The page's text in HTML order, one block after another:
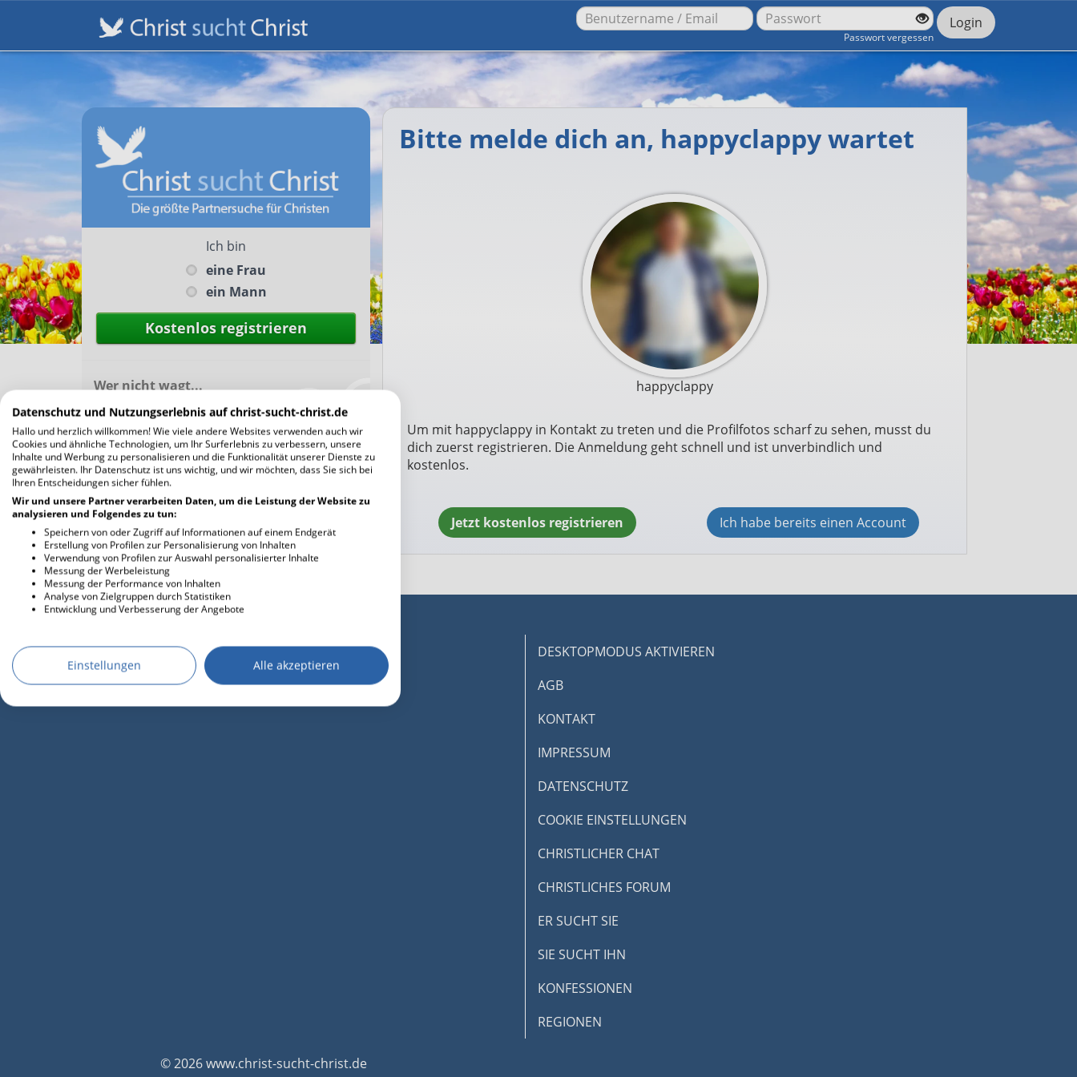
Passwort vergessen
Login
Ich bin
eine Frau
ein Mann
Kostenlos registrieren
Wer nicht wagt...
Seit bestimmt 9 Jahren hatte ich für meine
Frau gebetet....
— Sofie und Robin
weitere Lovestories
Bitte melde dich an, happyclappy wartet
happyclappy
Um mit happyclappy in Kontakt zu treten und die Profilfotos scharf zu sehen, musst du
dich zuerst registrieren. Die Anmeldung geht schnell und ist unverbindlich und
kostenlos.
Jetzt kostenlos registrieren Ich habe bereits einen Account
DESKTOPMODUS AKTIVIEREN
AGB
KONTAKT
IMPRESSUM
DATENSCHUTZ
COOKIE EINSTELLUNGEN
CHRISTLICHER CHAT
CHRISTLICHES FORUM
ER SUCHT SIE
SIE SUCHT IHN
KONFESSIONEN
REGIONEN
© 2026 www.christ-sucht-christ.de
Datenschutz und Nutzungserlebnis auf christ-sucht-christ.de
Hallo und herzlich willkommen! Wie viele andere Websites verwenden auch wir
Cookies und ähnliche Technologien, um Ihr Surferlebnis zu verbessern, unsere
Inhalte und Werbung zu personalisieren und die Funktionalität unserer Dienste zu
gewährleisten. Ihr Datenschutz ist uns wichtig, und wir möchten, dass Sie sich bei
Ihren Entscheidungen sicher fühlen.
Wir und unsere Partner verarbeiten Daten, um die Leistung der Website zu
analysieren und Folgendes zu tun:
Speichern von oder Zugriff auf Informationen auf einem Endgerät
Erstellung von Profilen zur Personalisierung von Inhalten
Verwendung von Profilen zur Auswahl personalisierter Inhalte
Messung der Werbeleistung
Messung der Performance von Inhalten
Analyse von Zielgruppen durch Statistiken
Entwicklung und Verbesserung der Angebote
Einstellungen Alle akzeptieren